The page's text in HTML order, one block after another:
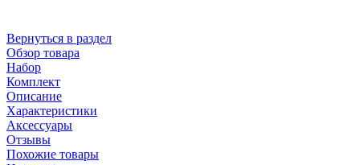
Вернуться в раздел
Обзор товара
Набор
Комплект
Описание
Характеристики
Аксессуары
Отзывы
Похожие товары